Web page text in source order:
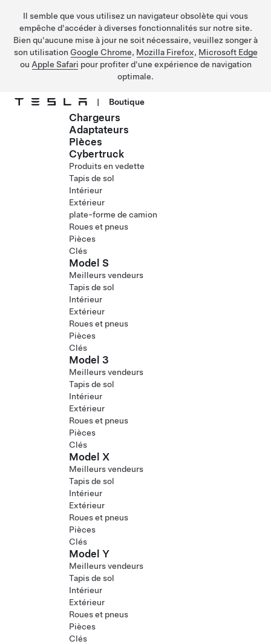
Il semble que vous utilisez un navigateur obsolète qui vous
empêche d'accéder à diverses fonctionnalités sur notre site.
Bien qu'aucune mise à jour ne soit nécessaire, veuillez songer à
son utilisation Google Chrome, Mozilla Firefox, Microsoft Edge
ou Apple Safari pour profiter d'une expérience de navigation
optimale.
Passez au contenu principal
| Boutique
Chargeurs
Adaptateurs
Pièces
Cybertruck
Produits en vedette
Tapis de sol
Intérieur
Extérieur
plate-forme de camion
Roues et pneus
Pièces
Clés
Model S
Meilleurs vendeurs
Tapis de sol
Intérieur
Extérieur
Roues et pneus
Pièces
Clés
Model 3
Meilleurs vendeurs
Tapis de sol
Intérieur
Extérieur
Roues et pneus
Pièces
Clés
Model X
Meilleurs vendeurs
Tapis de sol
Intérieur
Extérieur
Roues et pneus
Pièces
Clés
Model Y
Meilleurs vendeurs
Tapis de sol
Intérieur
Extérieur
Roues et pneus
Pièces
Clés